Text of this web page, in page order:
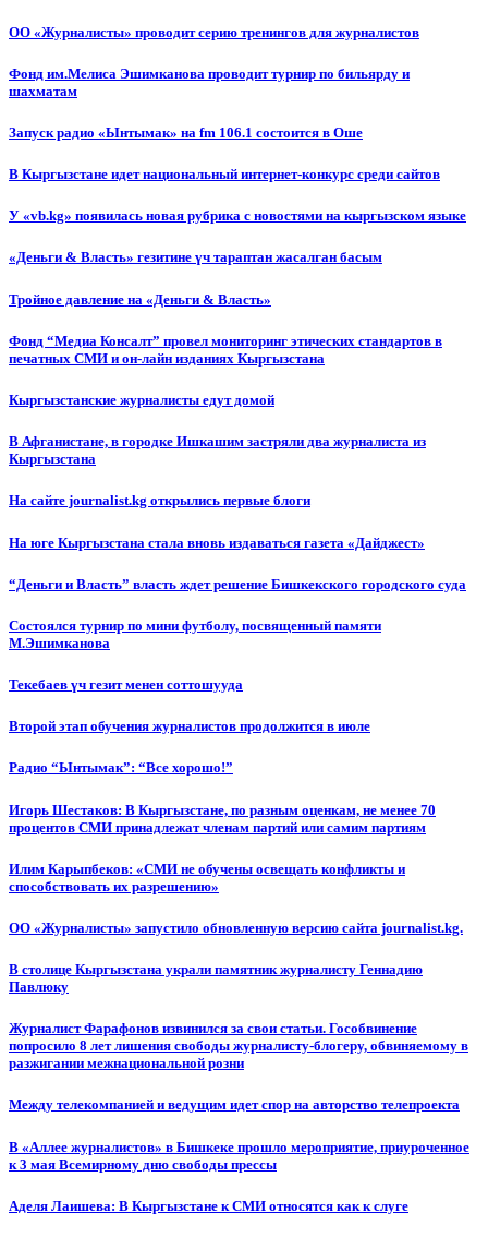
ОО «Журналисты» проводит серию тренингов для журналистов
Фонд им.Мелиса Эшимканова проводит турнир по бильярду и
шахматам
Запуск радио «Ынтымак» на fm 106.1 состоится в Оше
В Кыргызстане идет национальный интернет-конкурс среди сайтов
У «vb.kg» появилась новая рубрика с новостями на кыргызском языке
«Деньги & Власть» гезитине үч тараптан жасалган басым
Тройное давление на «Деньги & Власть»
Фонд “Медиа Консалт” провел мониторинг этических стандартов в
печатных СМИ и он-лайн изданиях Кыргызстана
Кыргызстанские журналисты едут домой
В Афганистане, в городке Ишкашим застряли два журналиста из
Кыргызстана
На сайте journalist.kg открылись первые блоги
На юге Кыргызстана стала вновь издаваться газета «Дайджест»
“Деньги и Власть” власть ждет решение Бишкекского городского суда
Состоялся турнир по мини футболу, посвященный памяти
М.Эшимканова
Текебаев үч гезит менен соттошууда
Второй этап обучения журналистов продолжится в июле
Радио “Ынтымак”: “Все хорошо!”
Игорь Шестаков: В Кыргызстане, по разным оценкам, не менее 70
процентов СМИ принадлежат членам партий или самим партиям
Илим Карыпбеков: «СМИ не обучены освещать конфликты и
способствовать их разрешению»
ОО «Журналисты» запустило обновленную версию сайта journalist.kg.
В столице Кыргызстана украли памятник журналисту Геннадию
Павлюку
Журналист Фарафонов извинился за свои статьи. Гособвинение
попросило 8 лет лишения свободы журналисту-блогеру, обвиняемому в
разжигании межнациональной розни
Между телекомпанией и ведущим идет спор на авторство телепроекта
В «Аллее журналистов» в Бишкеке прошло мероприятие, приуроченное
к 3 мая Всемирному дню свободы прессы
Аделя Лаишева: В Кыргызстане к СМИ относятся как к слуге